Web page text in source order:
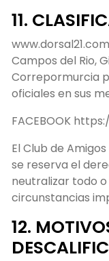
11.
Campos del Rio,
Correpormurcia
oficiales en sus
FACEBOOK
El Club de
se reserva el
neutralizar todo
circunstancias
12.